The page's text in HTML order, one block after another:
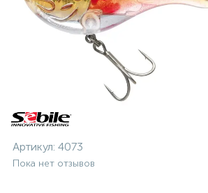
Артикул: 4073
Пока нет отзывов